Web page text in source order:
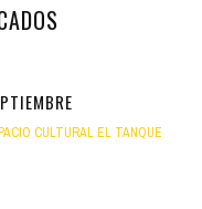
CULTURAL EL TANQUE